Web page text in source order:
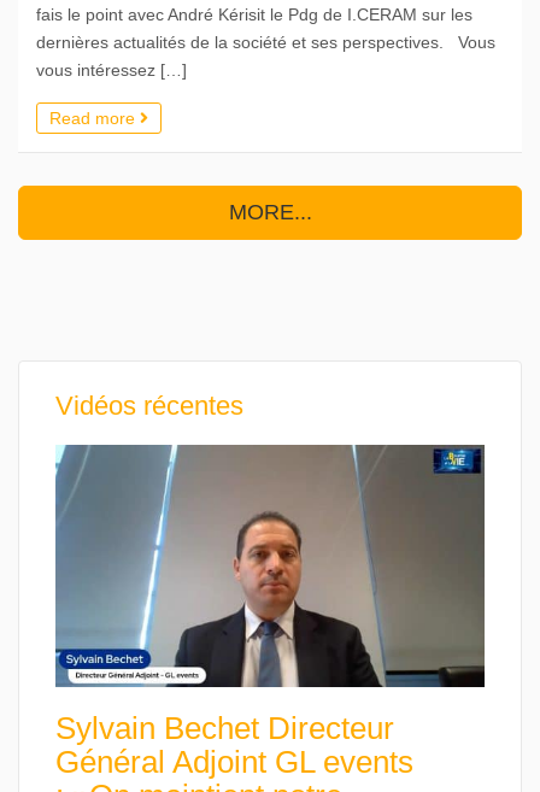
fais le point avec André Kérisit le Pdg de I.CERAM sur les
dernières actualités de la société et ses perspectives. Vous
vous intéressez […]
Read more
MORE...
Vidéos récentes
Sylvain Bechet Directeur
Général Adjoint GL events